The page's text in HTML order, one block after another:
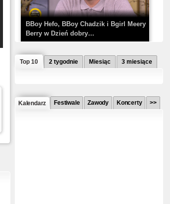
BBoy Hefo, BBoy Chadzik i Bgirl Meery
Berry w Dzień dobry…
Top 10 2 tygodnie Miesiąc 3 miesiące
Kalendarz Festiwale Zawody Koncerty >>